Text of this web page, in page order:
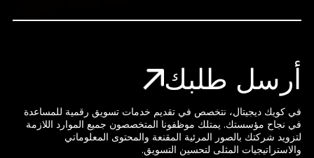
أرسل طلبك
في كويك ديجيتال، نتخصص في تقديم خدمات تسويق رقمية للمساعدة
في نجاح مؤسستك. يمتلك موظفونا المتخصصون جميع الموارد اللازمة
لتزويد شركتك بالصور المرئية المقنعة والمحتوى المعلوماتي
والاستراتيجيات المثلى لتحسين التسويق.